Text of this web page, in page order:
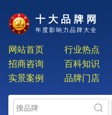
十大品牌网
年度影响力品牌大全
网站首页 行业热点
招商咨询
百科知识
实景案例
品牌门店